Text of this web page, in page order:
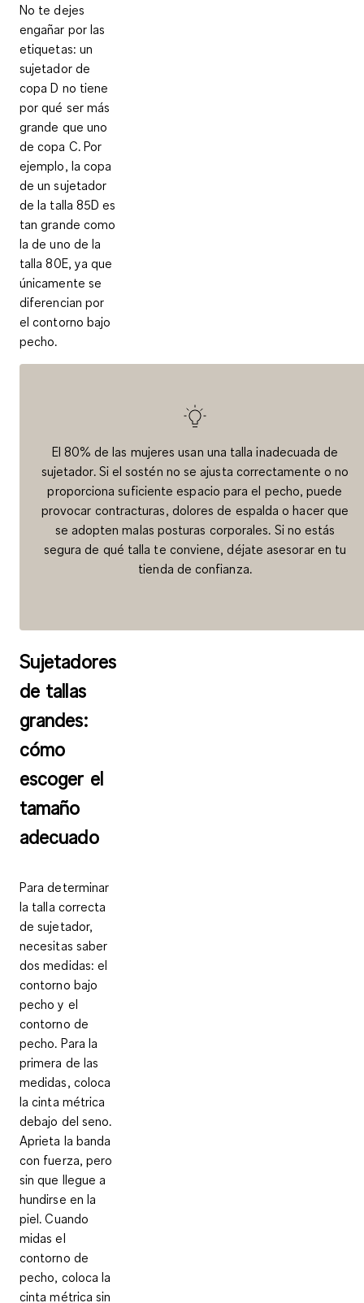
No te dejes
engañar por las
etiquetas: un
sujetador de
copa D no tiene
por qué ser más
grande que uno
de copa C. Por
ejemplo, la copa
de un sujetador
de la talla 85D es
tan grande como
la de uno de la
talla 80E, ya que
únicamente se
diferencian por
el contorno bajo
pecho.
El 80% de las mujeres usan una talla inadecuada de
sujetador. Si el sostén no se ajusta correctamente o no
proporciona suficiente espacio para el pecho, puede
provocar contracturas, dolores de espalda o hacer que
se adopten malas posturas corporales. Si no estás
segura de qué talla te conviene, déjate asesorar en tu
tienda de confianza.
Sujetadores
de tallas
grandes:
cómo
escoger el
tamaño
adecuado
Para determinar
la talla correcta
de sujetador,
necesitas saber
dos medidas:el
contorno bajo
pecho y el
contorno de
pecho. Para la
primera de las
medidas, coloca
la cinta métrica
debajo del seno.
Aprieta la banda
con fuerza, pero
sin que llegue a
hundirse en la
piel. Cuando
midas el
contorno de
pecho, coloca la
cinta métrica sin